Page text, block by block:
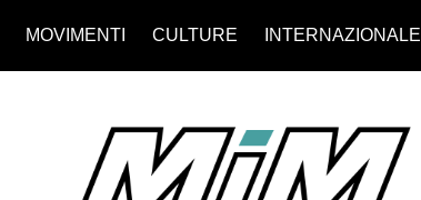
MOVIMENTI CULTURE INTERNAZIONALE